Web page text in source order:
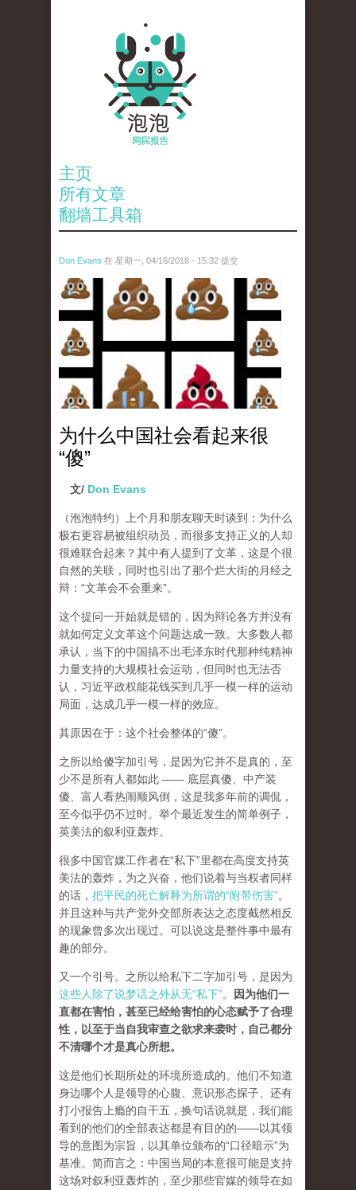
主页
所有文章
翻墙工具箱
Don Evans 在 星期一, 04/16/2018 - 15:32 提交
wechatimg1053.jpeg
为什么中国社会看起来很
“傻”
文/ Don Evans
（泡泡特约）
上个月和朋友聊天时谈到：为什么
极右更容易被组织动员，而很多支持正义的人却
很难联合起来？其中有人提到了文革，这是个很
自然的关联，同时也引出了那个烂大街的月经之
辩：“文革会不会重来”。
这个提问一开始就是错的，因为辩论各方并没有
就如何定义文革这个问题达成一致。大多数人都
承认，当下的中国搞不出毛泽东时代那种纯精神
力量支持的大规模社会运动，但同时也无法否
认，习近平政权能花钱买到几乎一模一样的运动
局面，达成几乎一模一样的效应。
其原因在于：这个社会整体的“傻”。
之所以给傻字加引号，是因为它并不是真的，至
少不是所有人都如此 —— 底层真傻、中产装
傻、富人看热闹顺风倒，这是我多年前的调侃，
至今似乎仍不过时。举个最近发生的简单例子，
英美法的叙利亚轰炸。
很多中国官媒工作者在“私下”里都在高度支持英
美法的轰炸，为之兴奋，他们说着与当权者同样
的话， 把平民的死亡解释为所谓的“附带伤害”。
并且这种与共产党外交部所表达之态度截然相反
的现象曾多次出现过。可以说这是整件事中最有
趣的部分。
又一个引号。之所以给私下二字加引号，是因为
这些人除了说梦话之外从无“私下”。
因为他们一
直都在害怕，甚至已经给害怕的心态赋予了合理
性，以至于当自我审查之欲求来袭时，自己都分
不清哪个才是真心所想。
这是他们长期所处的环境所造成的。他们不知道
身边哪个人是领导的心腹、意识形态探子、还有
打小报告上瘾的自干五，换句话说就是，我们能
看到的他们的全部表达都是有目的的——以其领
导的意图为宗旨，以其单位颁布的“口径暗示”为
基准。简而言之：中国当局的本意很可能是支持
这场对叙利亚轰炸的，至少那些官媒的领导在如